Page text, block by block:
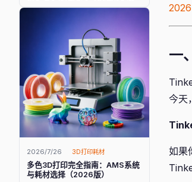
2026/7/26 3D打印耗材
多色3D打印完全指南：AMS系统
与耗材选择（2026版）
一
今天
如果